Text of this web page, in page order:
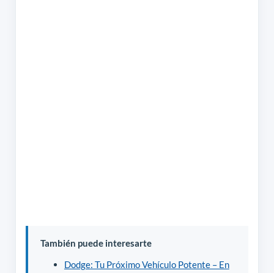
También puede interesarte
Dodge: Tu Próximo Vehículo Potente – En